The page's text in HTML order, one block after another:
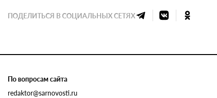
ПОДЕЛИТЬСЯ В СОЦИАЛЬНЫХ СЕТЯХ
По вопросам сайта
redaktor@sarnovosti.ru